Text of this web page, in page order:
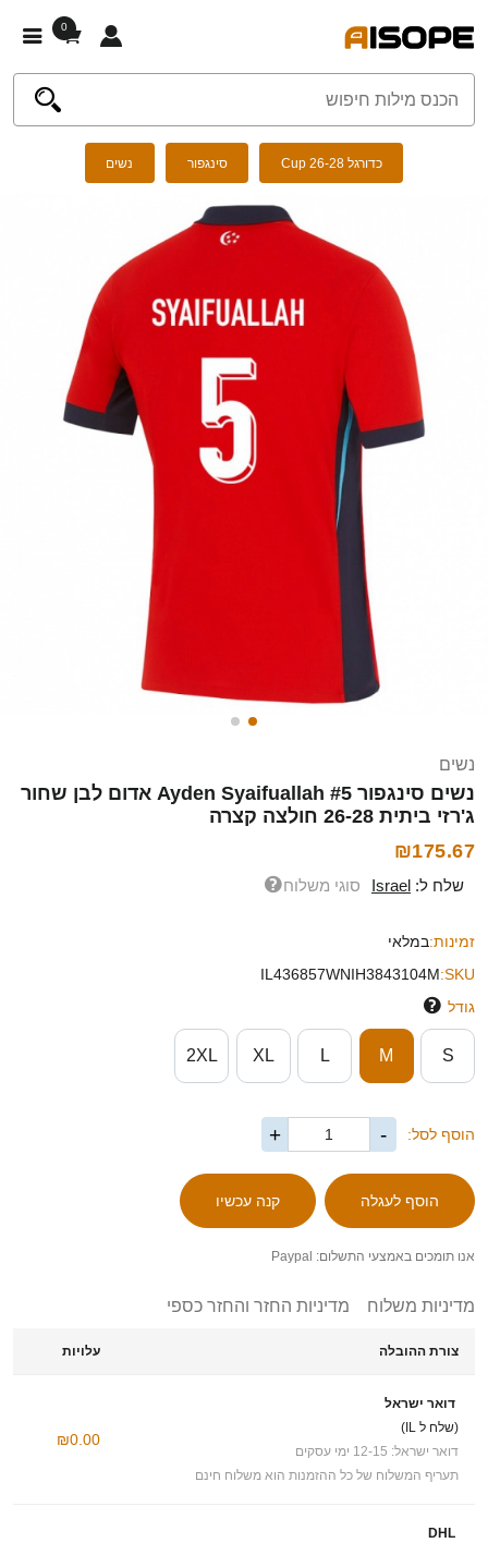
0
כדורגל Cup 26-28 סינגפור נשים
נשים
נשים סינגפור Ayden Syaifuallah #5 אדום לבן שחור
ג'רזי ביתית 26-28 חולצה קצרה
₪175.67
שלח ל: Israel סוגי משלוח
זמינות:במלאי
SKU:
IL436857WNIH3843104M
גודל
S
M
L
XL
2XL
הוסף לסל: -
+
אנו תומכים באמצעי התשלום: Paypal
מדיניות משלוח מדיניות החזר והחזר כספי
צורת ההובלה עלויות
דואר ישראל
(שלח ל IL)
דואר ישראל: 12-15 ימי עסקים
תעריף המשלוח של כל ההזמנות הוא משלוח חינם
₪0.00
DHL